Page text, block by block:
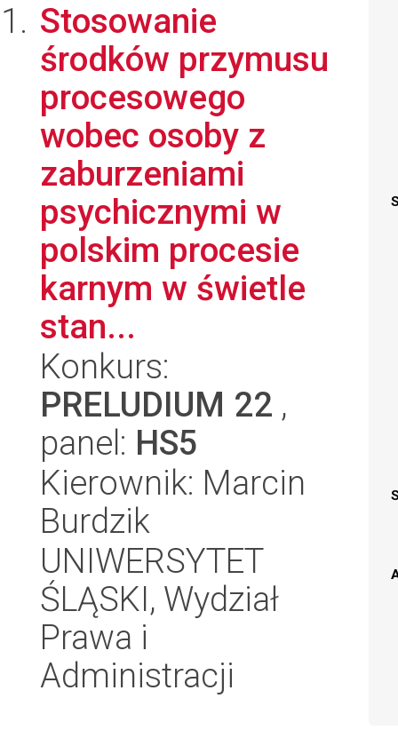
Stosowanie
środków przymusu
procesowego
wobec osoby z
zaburzeniami
psychicznymi w
polskim procesie
karnym w świetle
stan...
Konkurs:
PRELUDIUM 22 ,
panel: HS5
Kierownik: Marcin
Burdzik
UNIWERSYTET
ŚLĄSKI, Wydział
Prawa i
Administracji